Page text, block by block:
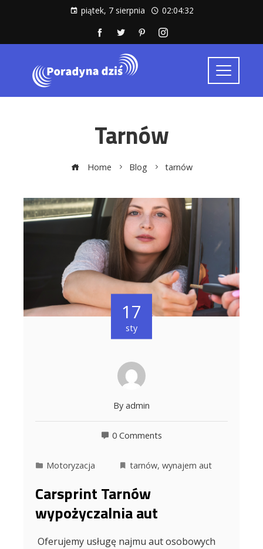
piątek, 7 sierpnia 02:04:32
Tarnów
Home Blog tarnów
17
sty
By admin
0 Comments
Motoryzacja tarnów, wynajem aut
Carsprint Tarnów
wypożyczalnia aut
Oferujemy usługę najmu aut osobowych